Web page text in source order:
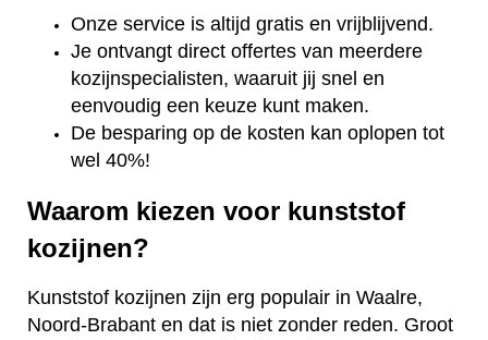
Onze service is altijd gratis en vrijblijvend.
Je ontvangt direct offertes van meerdere
kozijnspecialisten, waaruit jij snel en
eenvoudig een keuze kunt maken.
De besparing op de kosten kan oplopen tot
wel 40%!
Waarom kiezen voor kunststof
kozijnen?
Kunststof kozijnen zijn erg populair in Waalre,
Noord-Brabant en dat is niet zonder reden. Groot